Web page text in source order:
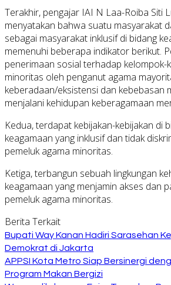
Terakhir, pengajar IAI N Laa-Roiba Siti
menyatakan bahwa suatu masyarakat
sebagai masyarakat inklusif di bidang
memenuhi beberapa indikator berikut.
penerimaan sosial terhadap kelompok-
minoritas oleh penganut agama
keberadaan/eksistensi dan kebebasan
menjalani kehidupan keberagamaan
Kedua, terdapat kebijakan-kebijakan di
keagamaan yang inklusif dan tidak
pemeluk agama minoritas.
Ketiga, terbangun sebuah lingkungan
keagamaan yang menjamin akses dan
pemeluk agama minoritas.
Berita Terkait
Bupati Way Kanan Hadiri Sarasehan
Demokrat di Jakarta
APPSI Kota Metro Siap Bersinergi
Program Makan Bergizi